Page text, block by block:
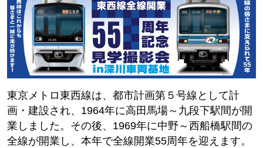
東京メトロ東西線は、都市計画第５号線として計
画・建設され、1964年に高田馬場～九段下駅間が開
業しました。その後、1969年に中野～西船橋駅間の
全線が開業し、本年で全線開業55周年を迎えます。